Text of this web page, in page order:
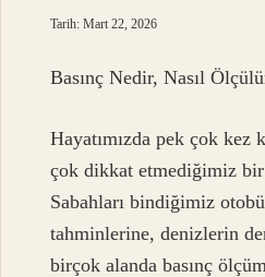
Tarih: Mart 22, 2026
Basınç Nedir, Nasıl
Hayatımızda pek çok kez
çok dikkat etmediğimiz bir
Sabahları bindiğimiz
tahminlerine, denizlerin
birçok alanda basınç